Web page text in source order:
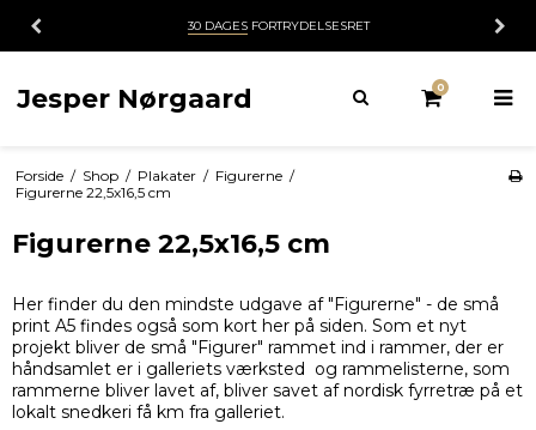
30 DAGES FORTRYDELSESRET
Jesper Nørgaard 0
Forside / Shop / Plakater / Figurerne /
Figurerne 22,5x16,5 cm
Figurerne 22,5x16,5 cm
Her finder du den mindste udgave af "Figurerne" - de små
print A5 findes også som kort her på siden. Som et nyt
projekt bliver de små "Figurer" rammet ind i rammer, der er
håndsamlet er i galleriets værksted og rammelisterne, som
rammerne bliver lavet af, bliver savet af nordisk fyrretræ på et
lokalt snedkeri få km fra galleriet.